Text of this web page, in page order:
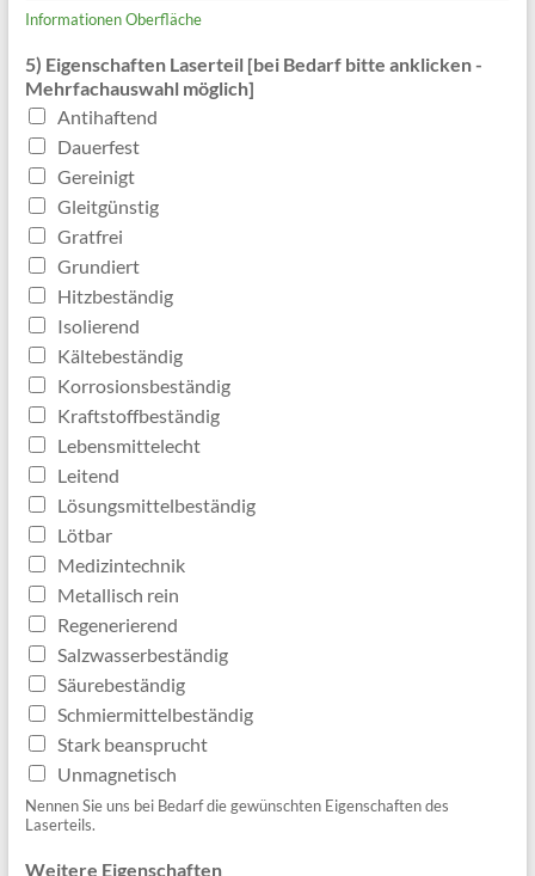
Informationen Oberfläche
5) Eigenschaften Laserteil [bei Bedarf bitte anklicken -
Mehrfachauswahl möglich]
Antihaftend
Dauerfest
Gereinigt
Gleitgünstig
Gratfrei
Grundiert
Hitzbeständig
Isolierend
Kältebeständig
Korrosionsbeständig
Kraftstoffbeständig
Lebensmittelecht
Leitend
Lösungsmittelbeständig
Lötbar
Medizintechnik
Metallisch rein
Regenerierend
Salzwasserbeständig
Säurebeständig
Schmiermittelbeständig
Stark beansprucht
Unmagnetisch
Nennen Sie uns bei Bedarf die gewünschten Eigenschaften des
Laserteils.
Weitere Eigenschaften